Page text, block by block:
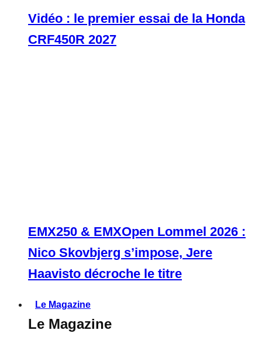
Vidéo : le premier essai de la Honda
CRF450R 2027
EMX250 & EMXOpen Lommel 2026 :
Nico Skovbjerg s’impose, Jere
Haavisto décroche le titre
Le Magazine
Le Magazine